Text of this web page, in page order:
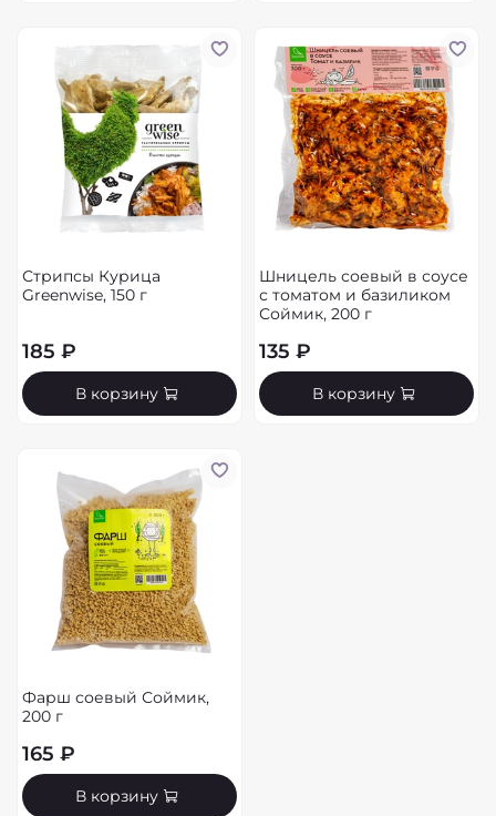
Стрипсы Курица
Greenwise, 150 г
185 ₽
В корзину
Шницель соевый в соусе
с томатом и базиликом
Соймик, 200 г
135 ₽
В корзину
Фарш соевый Соймик,
200 г
165 ₽
В корзину